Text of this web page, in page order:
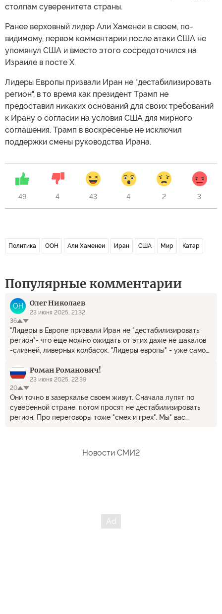
столпам суверенитета страны.
Ранее верховный лидер Али Хаменеи в своем, по-
видимому, первом комментарии после атаки США не
упомянул США и вместо этого сосредоточился на
Израиле в посте X.
Лидеры Европы призвали Иран не "дестабилизировать
регион", в то время как президент Трамп не
предоставил никаких оснований для своих требований
к Ирану о согласии на условия США для мирного
соглашения. Трамп в воскресенье не исключил
поддержки смены руководства Ирана.
49 4 43 4 2 3
Политика ООН Али Хаменеи Иран США Мир Катар
Популярные комментарии
ОН Олег Николаев
23 июня 2025, 21:32
36
"Лидеры в Европе призвали Иран не "дестабилизировать
регион"- что еще можно ожидать от этих даже не шакалов
-слизней, ливерных колбасок. "Лидеры европы" - уже само
Роман Романович!
23 июня 2025, 22:39
20
Они точно в зазеркалье своем живут. Сначала лупят по
суверенной стране, потом просят не дестабилизировать
регион. Про переговоры тоже "смех и грех". Мы" вас
осуждения в ООН, которое совсем больше не работает.
Новости СМИ2